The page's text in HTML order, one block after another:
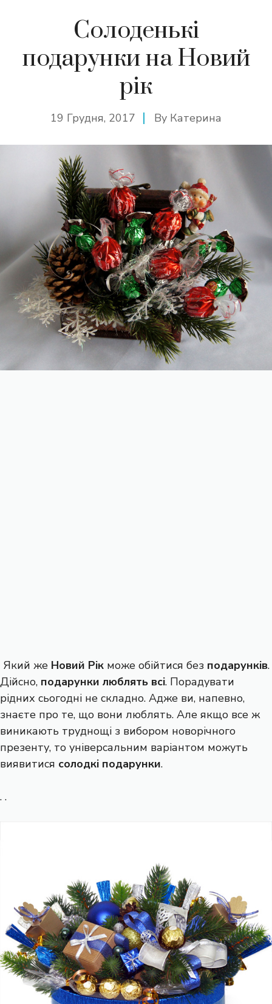
Солоденькі
подарунки на Новий
рік
19 Грудня, 2017 By Катерина
Який же Новий Рік може обійтися без подарунків.
Дійсно, подарунки люблять всі. Порадувати
рідних сьогодні не складно. Адже ви, напевно,
знаєте про те, що вони люблять. Але якщо все ж
виникають труднощі з вибором новорічного
презенту, то універсальним варіантом можуть
виявитися солодкі подарунки.
. .